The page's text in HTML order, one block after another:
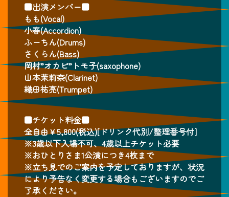
■出演メンバー■
もも(Vocal)
小春(Accordion)
ふーちん(Drums)
さくらん(Bass)
岡村”オカピ”トモ子(saxophone)
山本茉莉奈(Clarinet)
織田祐亮(Trumpet)
■チケット料金■
全自由￥5,800(税込)[ドリンク代別/整理番号付]
※3歳以下入場不可、4歳以上チケット必要
※おひとりさま1公演につき4枚まで
※立ち見でのご案内を予定しておりますが、状況
により予告なく変更する場合もございますのでご
了承ください。